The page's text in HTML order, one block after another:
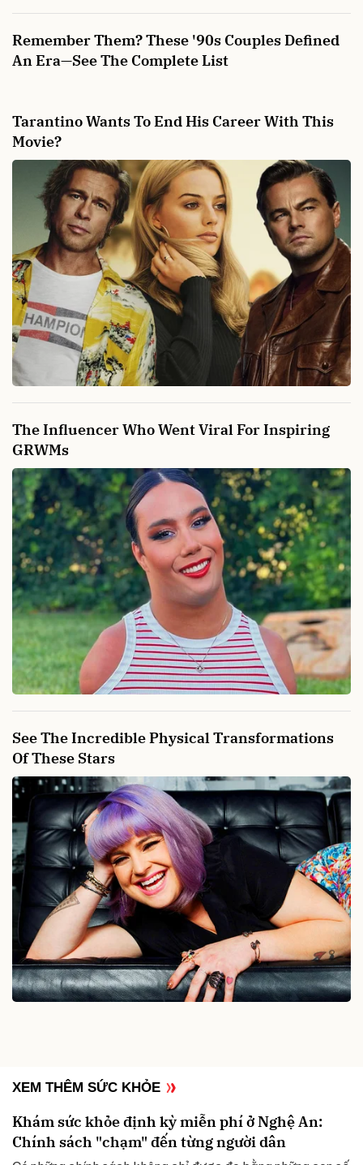
XEM THÊM SỨC KHỎE
Khám sức khỏe định kỳ miễn phí ở Nghệ An:
Chính sách "chạm" đến từng người dân